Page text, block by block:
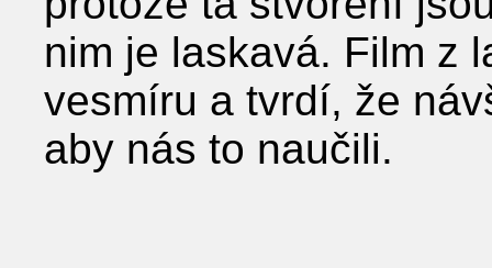
nim je laskavá. Film z
vesmíru a tvrdí, že
aby nás to naučili.